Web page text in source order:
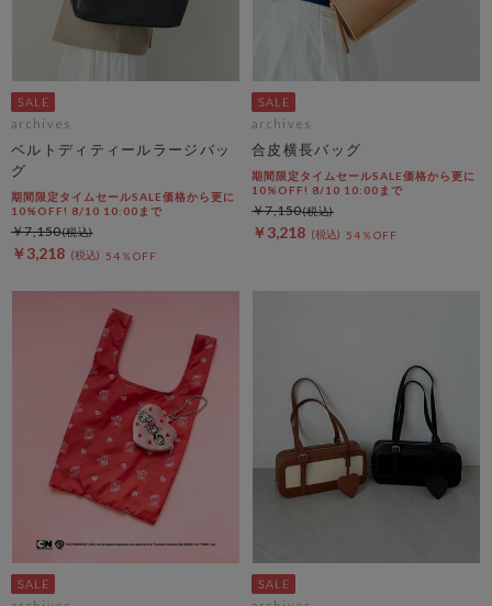
archives
ベルトディティールラージバッ
グ
期間限定タイムセールSALE価格から更に
10%OFF! 8/10 10:00まで
￥3,218 54％OFF
￥7,150
archives
合皮横長バッグ
期間限定タイムセールSALE価格から更に
10%OFF! 8/10 10:00まで
￥3,218 54％OFF
￥7,150